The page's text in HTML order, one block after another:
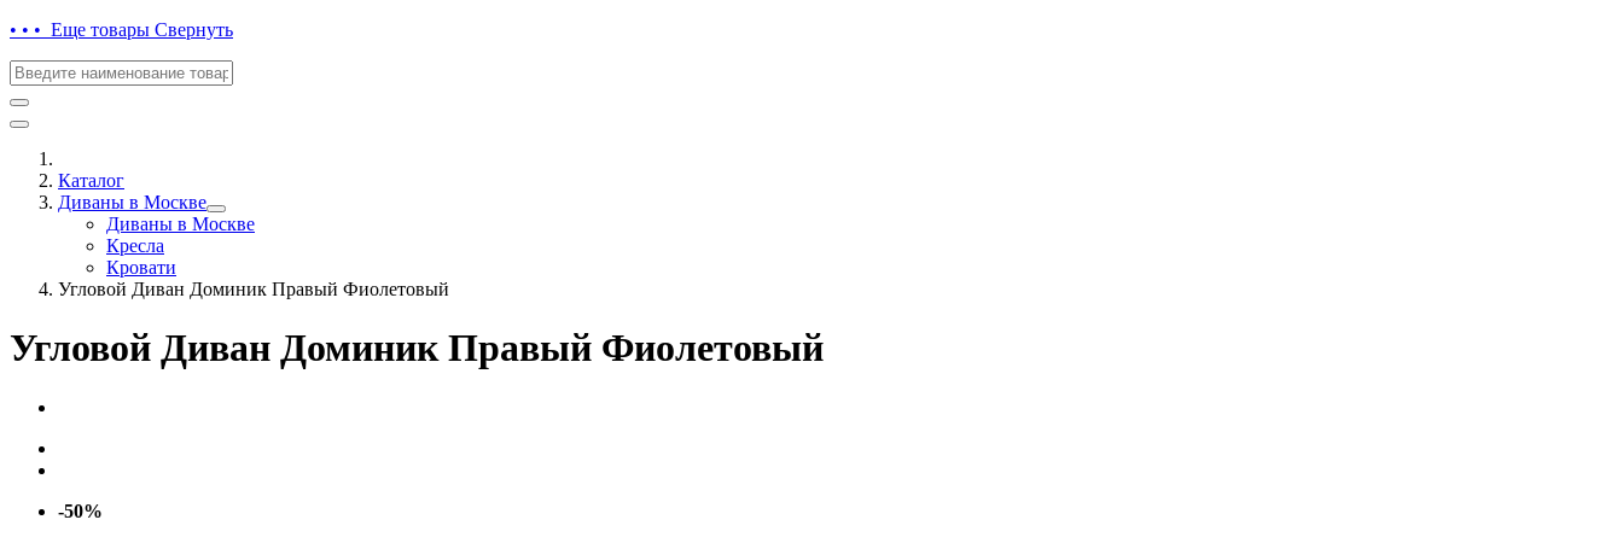
• • • Еще товары Свернуть
Каталог
Диваны в Москве
Диваны в Москве
Кресла
Кровати
Угловой Диван Доминик Правый Фиолетовый
Угловой Диван Доминик Правый Фиолетовый
-50%